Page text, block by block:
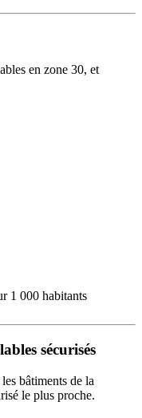
en zone 30, et
1 000 habitants
sécurisés
bâtiments de la
le plus proche.